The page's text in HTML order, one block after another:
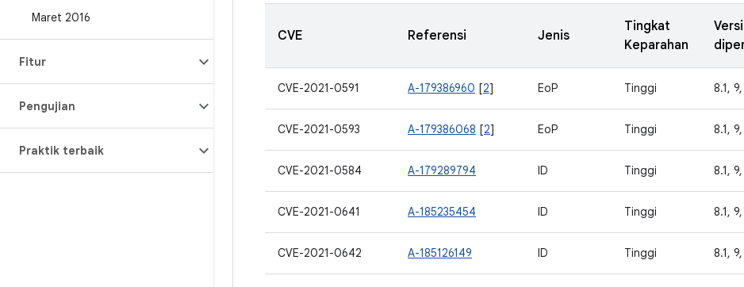
Maret 2016
Fitur
Pengujian
Praktik terbaik
CVE Referensi Jenis
Tingkat
Keparahan
CVE-2021-0591 A-179386960 [2] EoP Tinggi 8.1,
CVE-2021-0593 A-179386068 [2] EoP Tinggi 8.1,
CVE-2021-0584 A-179289794 ID Tinggi 8.1,
CVE-2021-0641 A-185235454 ID Tinggi 8.1,
CVE-2021-0642 A-185126149 ID Tinggi 8.1,